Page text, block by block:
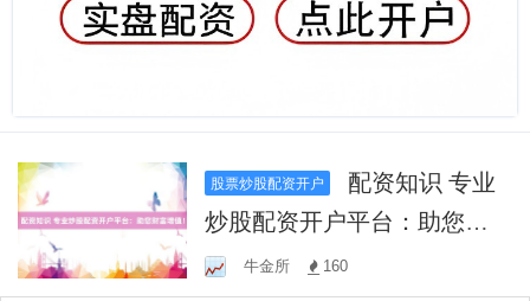
股票炒股配资开户
炒股配资开户平台：助您财
富增值！
牛金所 160